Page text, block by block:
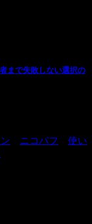
まで失敗しない選択の
ニコパフ
使い